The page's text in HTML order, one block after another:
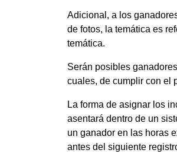
Adicional, a los
de fotos, la temática es
temática.
Serán posibles
cuales, de cumplir con el
La forma de asignar los
asentará dentro de un
un ganador en las horas
antes del siguiente